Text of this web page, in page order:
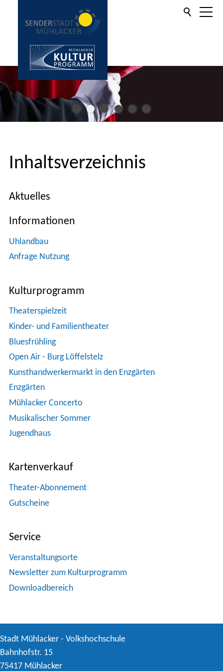
Aktuelles
Informationen
Service
Kontakt
Anfahrt
Stadtplan
Inhaltsverzeichnis
Aktuelles
Informationen
Uhlandbau
Anfrage Nutzung
Kulturprogramm
Theaterspielzeit
Kinder- und Familientheater
Bluesfrühling
Open Air - Burg Löffelstelz
Kunsthandwerkermarkt in den Enzgärten
Enzgärten
Mühlacker Concerto
Musikalischer Sommer
Jugendhaus
Kartenverkauf
Theater-Abonnement
Gutscheine
Service
Veranstaltungsorte
Newsletter zum Kulturprogramm
Downloadbereich
Stadt Mühlacker - Volkshochschule
Bahnhofstr. 15
75417 Mühlacker